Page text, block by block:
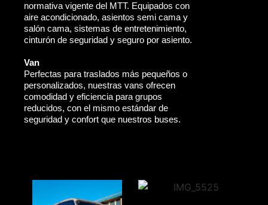
normativa vigente del MTT. Equipados con
aire acondicionado, asientos semi cama y
salón cama, sistemas de entretenimiento,
cinturón de seguridad y seguro por asiento.
Van
Perfectas para traslados más pequeños o
personalizados, nuestras vans ofrecen
comodidad y eficiencia para grupos
reducidos, con el mismo estándar de
seguridad y confort que nuestros buses.